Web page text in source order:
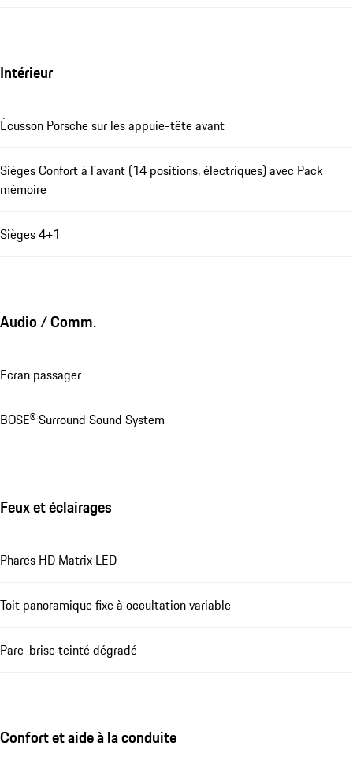
Intérieur
Écusson Porsche sur les appuie-tête avant
Sièges Confort à l'avant (14 positions, électriques) avec Pack
mémoire
Sièges 4+1
Audio / Comm.
Ecran passager
BOSE® Surround Sound System
Feux et éclairages
Phares HD Matrix LED
Toit panoramique fixe à occultation variable
Pare-brise teinté dégradé
Confort et aide à la conduite